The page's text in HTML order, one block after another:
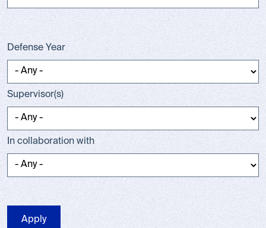
Defense Year
Supervisor(s)
In collaboration with